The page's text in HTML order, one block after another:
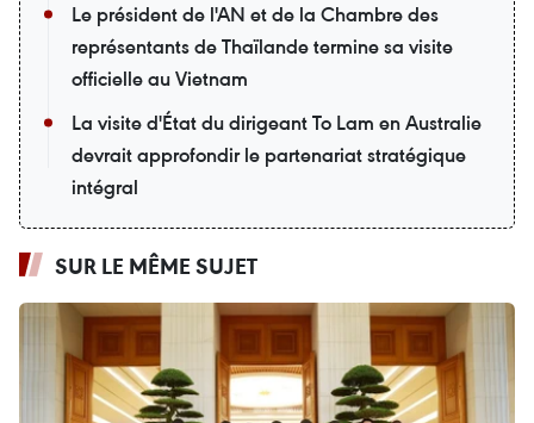
Le président de l'AN et de la Chambre des
représentants de Thaïlande termine sa visite
officielle au Vietnam
La visite d'État du dirigeant To Lam en Australie
devrait approfondir le partenariat stratégique
intégral
SUR LE MÊME SUJET